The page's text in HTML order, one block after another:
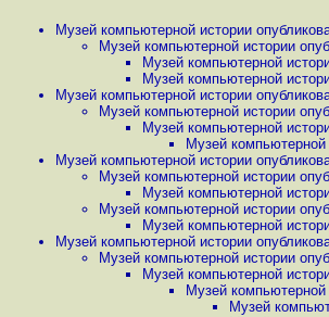
Музей компьютерной истории
Музей компьютерной истории
Музей компьютерной
Музей компьютерной
Музей компьютерной истории
Музей компьютерной истории
Музей компьютерной
Музей
Музей компьютерной истории
Музей компьютерной истории
Музей компьютерной
Музей компьютерной истории
Музей компьютерной
Музей компьютерной истории
Музей компьютерной истории
Музей компьютерной
Музей
Музей